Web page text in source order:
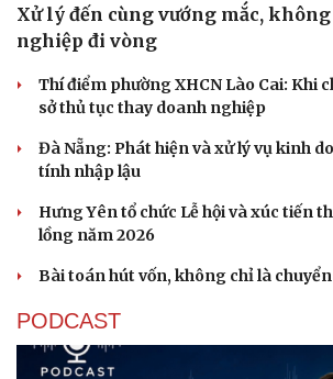
Xử lý đến cùng vướng mắc,
nghiệp đi vòng
Thí điểm phường XHCN Lào Cai: Khi
sở thủ tục thay doanh nghiệp
Đà Nẵng: Phát hiện và xử lý vụ kinh
tính nhập lậu
Hưng Yên tổ chức Lễ hội và xúc tiến
lồng năm 2026
Bài toán hút vốn, không chỉ là
PODCAST